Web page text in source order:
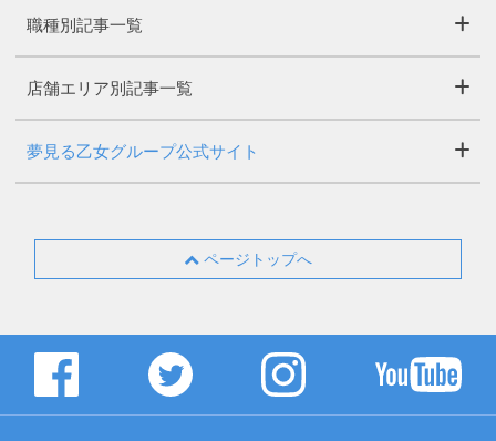
職種別記事一覧
店舗エリア別記事一覧
夢見る乙女グループ公式サイト
ページトップへ